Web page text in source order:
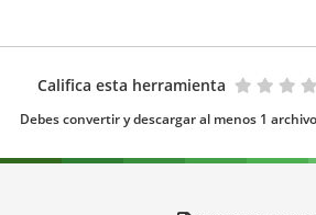
Califica esta herramienta
Debes convertir y descargar al menos 1